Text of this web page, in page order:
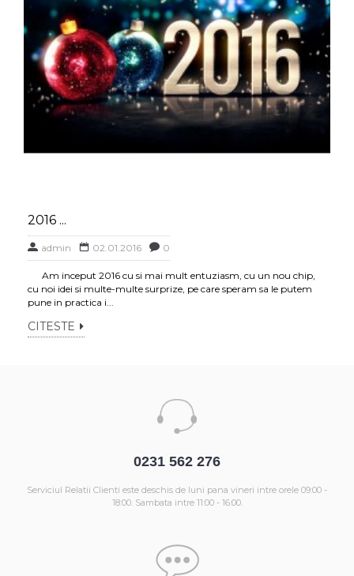
2016 ...
admin 02.01.2016 0
Am inceput 2016 cu si mai mult entuziasm, cu un nou chip,
cu noi idei si multe-multe surprize, pe care speram sa le putem
pune in practica i...
CITESTE
0231 562 276
Serviciul Relatii Clienti este deschis de luni pana vineri intre orele 09:00 -
18:00. Sambata intre 11:00 - 16:00.